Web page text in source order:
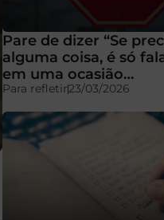
Pare de dizer “Se
alguma coisa, é só
em uma ocasião…
Para refletir23/03/2026